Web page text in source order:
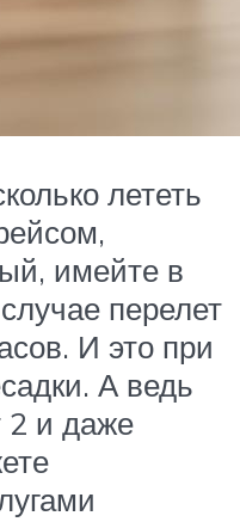
лететь
имейте в
перелет
И это при
А ведь
2 и даже